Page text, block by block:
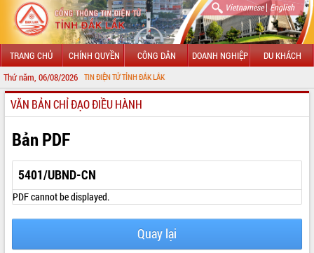
Vietnamese| English
TRANG CHỦ CHÍNH QUYỀN CÔNG DÂN DOANH NGHIỆP DU KHÁCH
Thứ năm, 06/08/2026
CỔNG THÔNG TIN ĐIỆN TỬ TỈNH ĐẮK LẮK
GIỚI THIỆU
LÃNH ĐẠO UBND TỈNH
TIN TỨC SỰ KIỆN
SỞ, BAN, NGÀNH
UBND CÁC XÃ, PHƯỜNG
THÔNG TIN CHỈ ĐẠO ĐIỀU HÀNH
VĂN BẢN CHỈ ĐẠO ĐIỀU HÀNH
Bản PDF
5401/UBND-CN
PDF cannot be displayed.
Quay lại